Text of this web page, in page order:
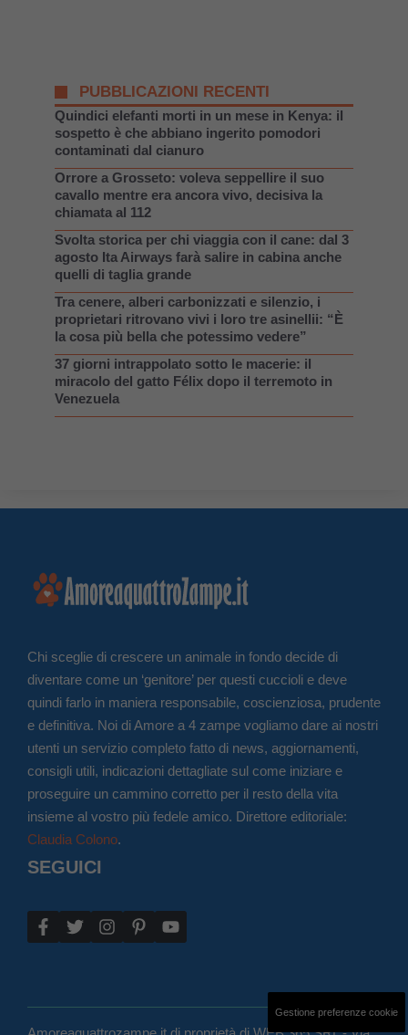
PUBBLICAZIONI RECENTI
Quindici elefanti morti in un mese in Kenya: il
sospetto è che abbiano ingerito pomodori
contaminati dal cianuro
Orrore a Grosseto: voleva seppellire il suo
cavallo mentre era ancora vivo, decisiva la
chiamata al 112
Svolta storica per chi viaggia con il cane: dal 3
agosto Ita Airways farà salire in cabina anche
quelli di taglia grande
Tra cenere, alberi carbonizzati e silenzio, i
proprietari ritrovano vivi i loro tre asinellii: “È
la cosa più bella che potessimo vedere”
37 giorni intrappolato sotto le macerie: il
miracolo del gatto Félix dopo il terremoto in
Venezuela
Chi sceglie di crescere un animale in fondo decide di
diventare come un ‘genitore’ per questi cuccioli e deve
quindi farlo in maniera responsabile, coscienziosa, prudente
e definitiva. Noi di Amore a 4 zampe vogliamo dare ai nostri
utenti un servizio completo fatto di news, aggiornamenti,
consigli utili, indicazioni dettagliate sul come iniziare e
proseguire un cammino corretto per il resto della vita
insieme al vostro più fedele amico. Direttore editoriale:
Claudia Colono.
SEGUICI
Gestione preferenze cookie